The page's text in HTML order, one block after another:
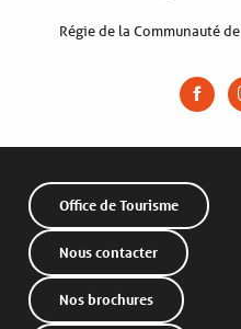
Régie de la Communauté
Office de Tourisme
Nous contacter
Nos brochures